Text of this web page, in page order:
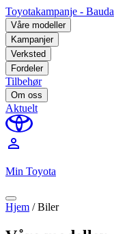
Toyotakampanje - Bauda
Våre modeller
Kampanjer
Verksted
Fordeler
Tilbehør
Om oss
Aktuelt
perm_identity
Min Toyota
Hjem /Biler